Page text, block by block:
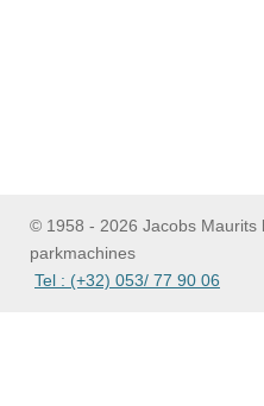
© 1958 - 2026 Jacobs Maurits
Tel : (+32) 053/ 77 90 06